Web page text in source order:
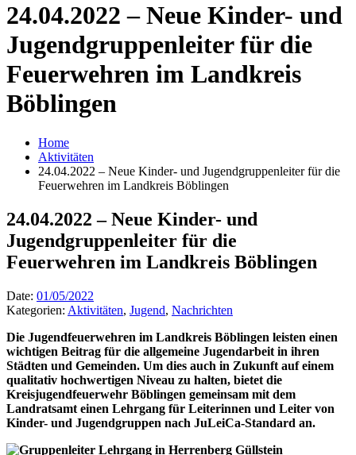
24.04.2022 – Neue Kinder- und
Jugendgruppenleiter für die
Feuerwehren im Landkreis
Böblingen
Home
Aktivitäten
24.04.2022 – Neue Kinder- und Jugendgruppenleiter für die
Feuerwehren im Landkreis Böblingen
24.04.2022 – Neue Kinder- und
Jugendgruppenleiter für die
Feuerwehren im Landkreis Böblingen
Date: 01/05/2022
Kategorien: Aktivitäten, Jugend, Nachrichten
Die Jugendfeuerwehren im Landkreis Böblingen leisten einen
wichtigen Beitrag für die allgemeine Jugendarbeit in ihren
Städten und Gemeinden. Um dies auch in Zukunft auf einem
qualitativ hochwertigen Niveau zu halten, bietet die
Kreisjugendfeuerwehr Böblingen gemeinsam mit dem
Landratsamt einen Lehrgang für Leiterinnen und Leiter von
Kinder- und Jugendgruppen nach JuLeiCa-Standard an.